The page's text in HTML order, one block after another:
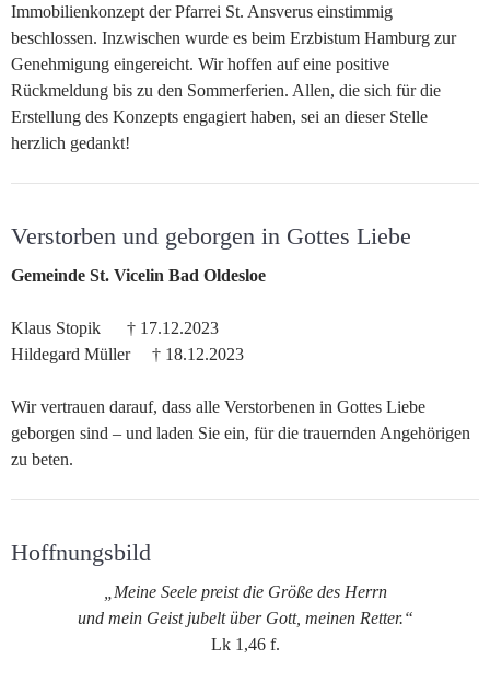
Immobilienkonzept der Pfarrei St. Ansverus einstimmig
beschlossen. Inzwischen wurde es beim Erzbistum Hamburg zur
Genehmigung eingereicht. Wir hoffen auf eine positive
Rückmeldung bis zu den Sommerferien. Allen, die sich für die
Erstellung des Konzepts engagiert haben, sei an dieser Stelle
herzlich gedankt!
Verstorben und geborgen in Gottes Liebe
Gemeinde St. Vicelin Bad Oldesloe
Klaus Stopik † 17.12.2023
Hildegard Müller † 18.12.2023
Wir vertrauen darauf, dass alle Verstorbenen in Gottes Liebe
geborgen sind – und laden Sie ein, für die trauernden Angehörigen
zu beten.
Hoffnungsbild
„Meine Seele preist die Größe des Herrn
und mein Geist jubelt über Gott, meinen Retter.“
Lk 1,46 f.